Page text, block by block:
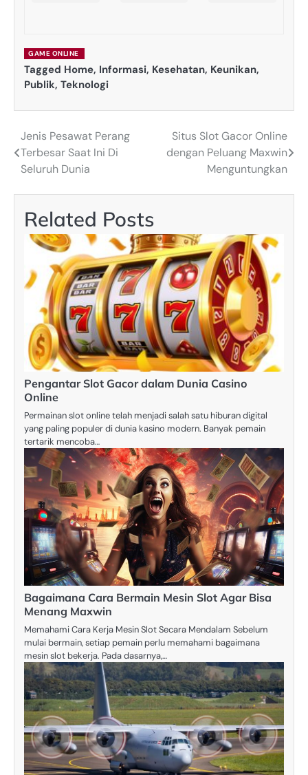
GAME ONLINE
Tagged Home, Informasi, Kesehatan, Keunikan,
Publik, Teknologi
Navigasi
pos
Jenis Pesawat Perang
Terbesar Saat Ini Di
Seluruh Dunia
Situs Slot Gacor Online
dengan Peluang Maxwin
Menguntungkan
Related Posts
Pengantar Slot Gacor dalam Dunia Casino
Online
Permainan slot online telah menjadi salah satu hiburan digital
yang paling populer di dunia kasino modern. Banyak pemain
tertarik mencoba…
Bagaimana Cara Bermain Mesin Slot Agar Bisa
Menang Maxwin
Memahami Cara Kerja Mesin Slot Secara Mendalam Sebelum
mulai bermain, setiap pemain perlu memahami bagaimana
mesin slot bekerja. Pada dasarnya,…